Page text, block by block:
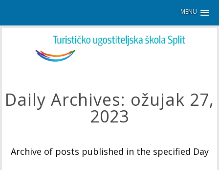
MENU
Daily Archives: ožujak 27,
2023
Archive of posts published in the specified Day